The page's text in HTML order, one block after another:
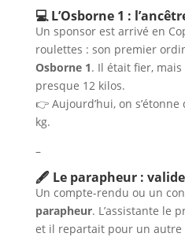
💻 L’Osborne 1 :
Un sponsor est arrivé en
roulettes : son premier
Osborne 1. Il était fier,
presque 12 kilos.
👉 Aujourd’hui, on
kg.
–
🖋️ Le parapheur :
Un compte-rendu ou un
parapheur. L’assistante le
et il repartait pour un autre